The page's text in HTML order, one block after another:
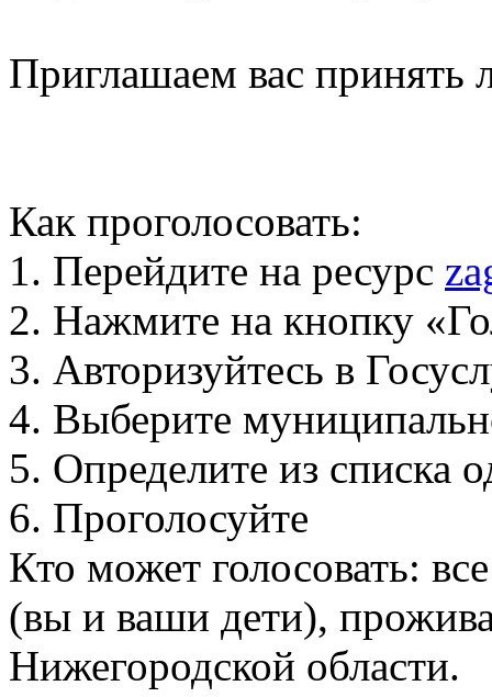
Приглашаем вас принять
Как проголосовать:
1. Перейдите на ресурс
2. Нажмите на кнопку
3. Авторизуйтесь в
4. Выберите
5. Определите из списка
6. Проголосуйте
Кто может голосовать:
(вы и ваши дети),
Нижегородской области.